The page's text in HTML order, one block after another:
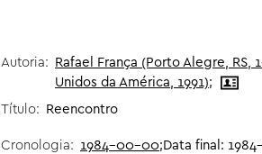
Autoria:
Rafael França (Porto Alegre, RS,
Unidos da América, 1991);
Título:
Reencontro
Cronologia: 1984-00-00;Data final: